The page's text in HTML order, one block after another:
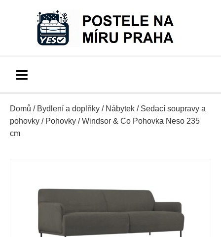
Domů / Bydlení a doplňky / Nábytek / Sedací soupravy a
pohovky / Pohovky / Windsor & Co Pohovka Neso 235
cm